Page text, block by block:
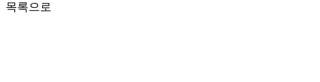
목록으로